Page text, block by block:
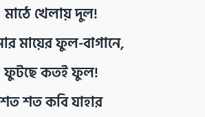
মাঠে খেলায় দুল!
মায়ের ফুল-বাগানে,
ফুটছে কতই ফুল!
শত শত কবি যাহার